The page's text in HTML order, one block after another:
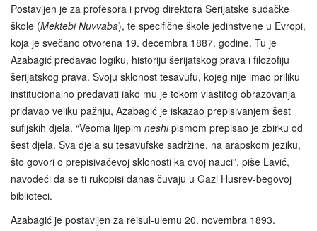
Postavljen je za profesora i prvog direktora Šerijatske sudačke
škole (Mektebi Nuvvaba), te specifične škole jedinstvene u Evropi,
koja je svečano otvorena 19. decembra 1887. godine. Tu je
Azabagić predavao logiku, historiju šerijatskog prava i filozofiju
šerijatskog prava. Svoju sklonost tesavufu, kojeg nije imao priliku
institucionalno predavati iako mu je tokom vlastitog obrazovanja
pridavao veliku pažnju, Azabagić je iskazao prepisivanjem šest
sufijskih djela. “Veoma lijepim neshipismom prepisao je zbirku od
šest djela. Sva djela su tesavufske sadržine, na arapskom jeziku,
što govori o prepisivačevoj sklonosti ka ovoj nauci”, piše Lavić,
navodeći da se ti rukopisi danas čuvaju u Gazi Husrev-begovoj
biblioteci.
Azabagić je postavljen za reisul-ulemu 20. novembra 1893.